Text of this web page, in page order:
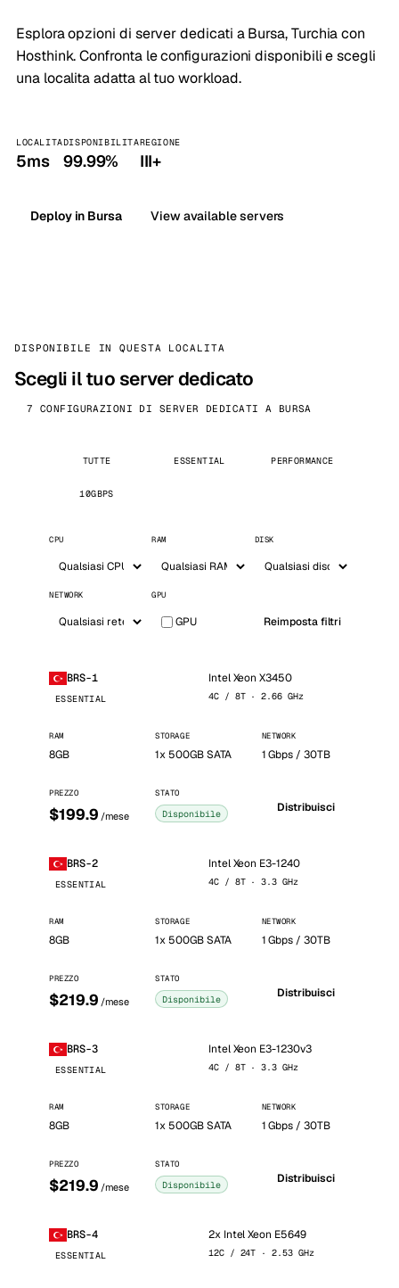
Esplora opzioni di server dedicati a Bursa, Turchia con
Hosthink. Confronta le configurazioni disponibili e scegli
una localita adatta al tuo workload.
LOCALITA
5ms
DISPONIBILITA
99.99%
REGIONE
III+
Deploy in Bursa View available servers
DISPONIBILE IN QUESTA LOCALITA
Scegli il tuo server dedicato
7 CONFIGURAZIONI DI SERVER DEDICATI A BURSA
TUTTE ESSENTIAL PERFORMANCE
10GBPS
CPU RAM DISK
NETWORK GPU
GPU Reimposta filtri
BRS-1
ESSENTIAL
Intel Xeon X3450
4C / 8T · 2.66 GHz
RAM
8GB
STORAGE
1x 500GB SATA
NETWORK
1 Gbps / 30TB
PREZZO
$199.9 /mese
STATO
Disponibile Distribuisci
BRS-2
ESSENTIAL
Intel Xeon E3-1240
4C / 8T · 3.3 GHz
RAM
8GB
STORAGE
1x 500GB SATA
NETWORK
1 Gbps / 30TB
PREZZO
$219.9 /mese
STATO
Disponibile Distribuisci
BRS-3
ESSENTIAL
Intel Xeon E3-1230v3
4C / 8T · 3.3 GHz
RAM
8GB
STORAGE
1x 500GB SATA
NETWORK
1 Gbps / 30TB
PREZZO
$219.9 /mese
STATO
Disponibile Distribuisci
BRS-4
ESSENTIAL
2x Intel Xeon E5649
12C / 24T · 2.53 GHz